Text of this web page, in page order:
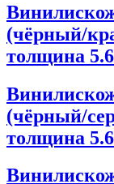
(чёрный/
толщина
(чёрный/
толщина